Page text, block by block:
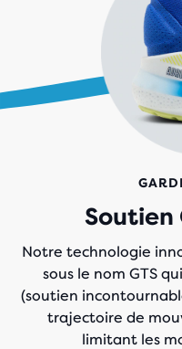
Soutien
Notre technologie
sous le nom GTS
(soutien
trajectoire de
limitant les